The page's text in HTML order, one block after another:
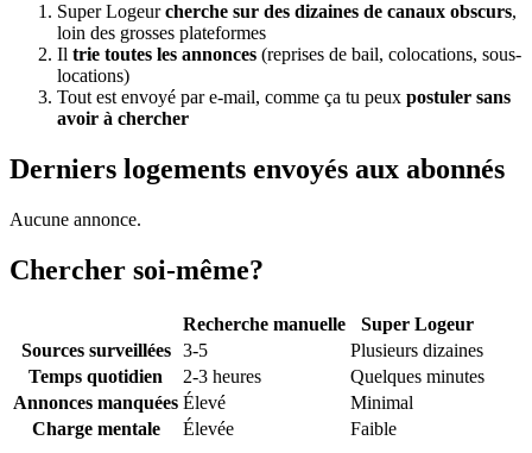
Super Logeurcherche sur des dizaines de canaux obscurs,
loin des grosses plateformes
Il trie toutes les annonces (reprises de bail, colocations, sous-
locations)
Tout est envoyé par e-mail, comme ça tu peux postuler sans
avoir à chercher
Derniers logements envoyés aux abonnés
Aucune annonce.
Chercher soi-même?
Recherche manuelle
Super Logeur
Sources surveillées
3-5
Plusieurs dizaines
Temps quotidien
2-3 heures
Quelques minutes
Annonces manquées Élevé
Minimal
Charge mentale
Élevée Faible